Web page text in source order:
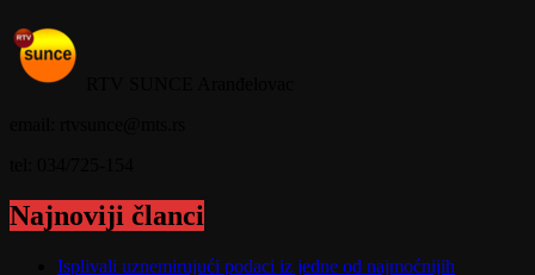
Najnoviji članci
Isplivali uznemirujući podaci iz jedne od najmoćnijih